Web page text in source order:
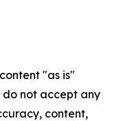
"as is"
not accept any
content,